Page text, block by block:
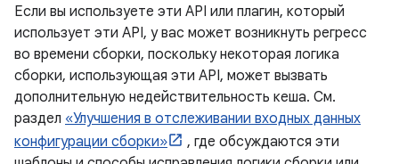
Если вы используете эти API или плагин, который
использует эти API, у вас может возникнуть регресс
во времени сборки, поскольку некоторая логика
сборки, использующая эти API, может вызвать
дополнительную недействительность кеша. См.
раздел «Улучшения в отслеживании входных данных
конфигурации сборки»
, где обсуждаются эти